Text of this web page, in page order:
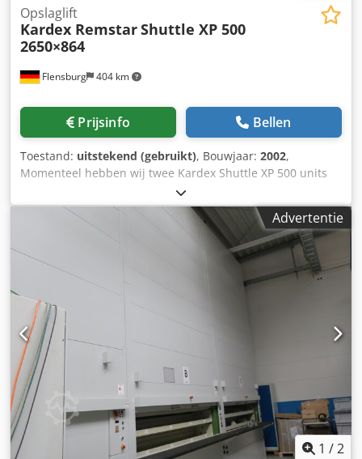
Flensburg 404 km
Opslaglift
Kardex RemstarShuttle XP 500
2650×864
Prijsinfo Bellen
Toestand: uitstekend (gebruikt), Bouwjaar: 2002,
Momenteel hebben wij twee Kardex Shuttle XP 500 units
uit 2002 in goede staat beschikbaar. Deze Vertical Lift
Modules (VLM's) zijn een geweldige oplossing om ruimte te
besparen en de opslagefficiëntie te verbeteren. Chsdpfewl
Inmex Ah Esa Elke lade is 2650 mm breed en 864 mm diep
en kan tot 485 kg dragen. Het systeem versnelt de
picktijden en verhoogt de productiviteit door gebruik te
maken van geautomatiseerde verwerking en flexibele tray-
opstellingen. Dit is een betrouwbaar model, en wij kunnen
in de toekomst zowel originele service als
reserveonderdelen leveren. Specificaties van de machine:
Fabrikant: Kardex Remstar Bouwjaar: 2002 Model:
SHUTTLE-XP-500-2650x864 Hoogte: 7.000 mm Breedte
verticale hefmodule / tray: 2.980 mm / 2.650 mm Diepte
verticale hefmodule / lade: 3.074 mm / 864 mm Aantal
trays: Ca. 21 trays per lift Maximaal gewicht per tray: 485
kg Elektronica: 3/N/PE 400V, 3x17A
Advertentie
1 /2